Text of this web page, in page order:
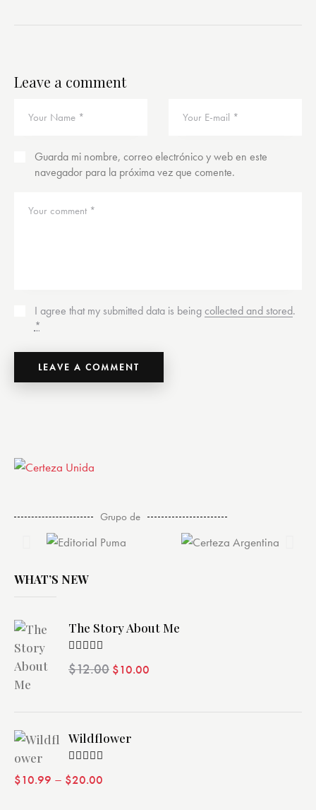
Leave a comment
Guarda mi nombre, correo electrónico y web en este
navegador para la próxima vez que comente.
I agree that my submitted data is beingcollected and stored.
*
Grupo de
WHAT’S NEW
The Story About Me
Valorado
con4.00
$12.00 $10.00
Wildflower
con4.00
$10.99 – $20.00